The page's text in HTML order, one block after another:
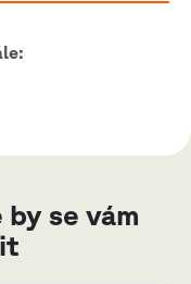
se vám